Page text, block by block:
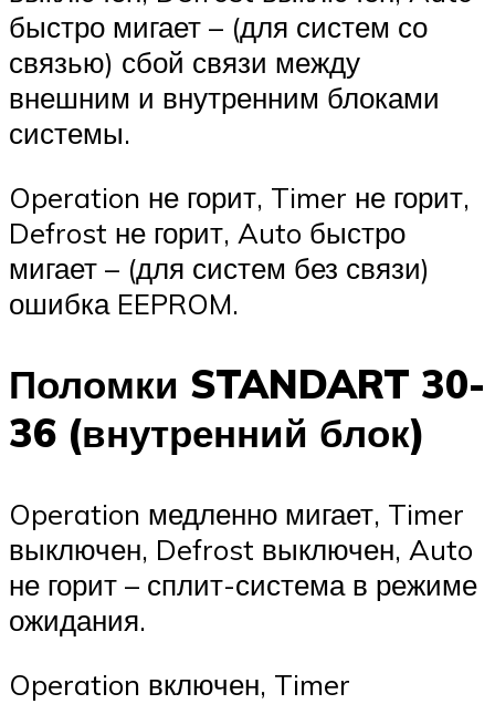
быстро мигает – (для систем со
связью) сбой связи между
внешним и внутренним блоками
системы.
Operation не горит, Timer не горит,
Defrost не горит, Auto быстро
мигает – (для систем без связи)
ошибка EEPROM.
Поломки STANDART 30-
36 (внутренний блок)
Operation медленно мигает, Timer
выключен, Defrost выключен, Auto
не горит – сплит-система в режиме
ожидания.
Operation включен, Timer